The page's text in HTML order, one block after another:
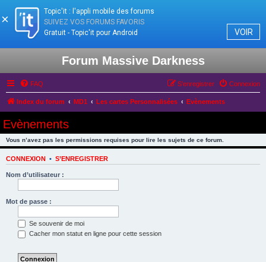
Forum Massive Darkness
FAQ Connexion
S’enregistrer
Index du forum MD1 Les cartes Personnalisées Evènements
Evènements
Vous n’avez pas les permissions requises pour lire les sujets de ce forum.
CONNEXION • S’ENREGISTRER
Nom d’utilisateur :
Mot de passe :
Se souvenir de moi
Cacher mon statut en ligne pour cette session
×
Topic'it : l'appli mobile des forums
SUIVEZ VOS FORUMS FAVORIS
Gratuit - Topic'it pour Android
VOIR